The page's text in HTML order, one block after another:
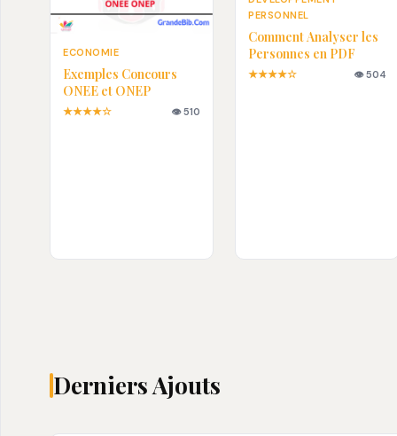
ECONOMIE
Exemples Concours
ONEE et ONEP
★★★★☆ 👁 510
PERSONNEL
Comment Analyser les
Personnes en PDF
★★★★☆ 👁 504
Derniers Ajouts